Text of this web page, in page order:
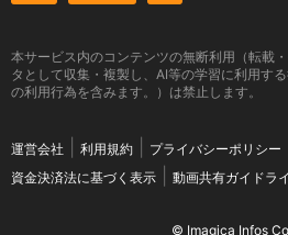
本サービス内のコンテンツの無断利用（転載
タとして収集・複製し、AI等の学習に利用す
の利用行為を含みます。）は禁止します。
運営会社 利用規約 プライバシーポリシー
資金決済法に基づく表示
動画共有ガイドラ
© Imagica Infos